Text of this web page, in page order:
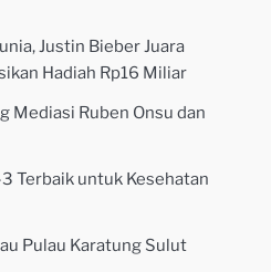
Justin Bieber Juara
Hadiah Rp16 Miliar
Mediasi Ruben Onsu dan
Terbaik untuk Kesehatan
Pulau Karatung Sulut